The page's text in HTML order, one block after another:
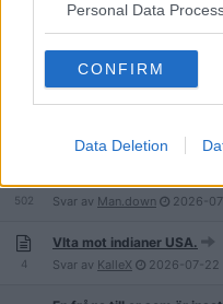
Personal Data
CONFIRM
Data Deletion
Vilket är det mest
bjudit er på?
Svar avOffervilja
Svar av Grumbo 2026-07-
502 Svar av Man.down 2026-
4
VIta mot indianer USA.
Svar av KalleX 2026-07-22